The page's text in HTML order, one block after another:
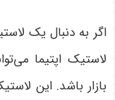
اگر به دنبال یک
لاستیک اپتیما
بازار باشد. این